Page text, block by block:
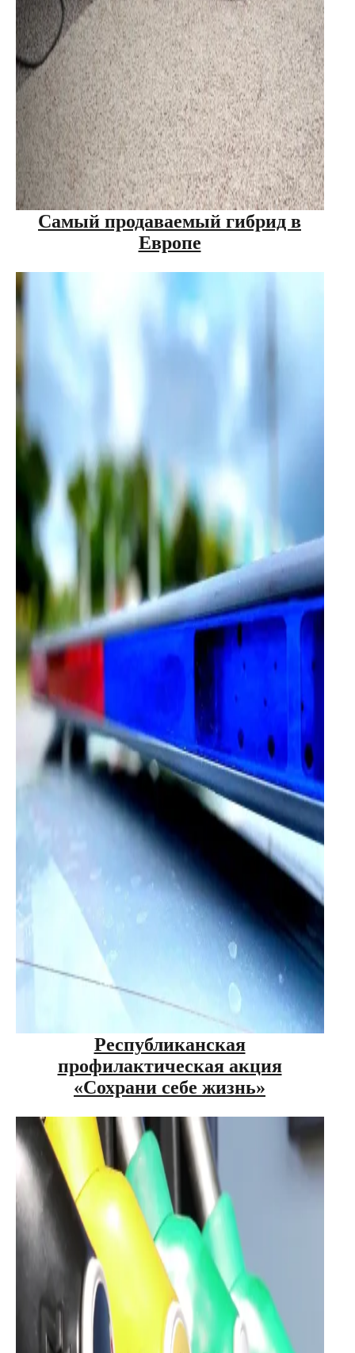
Самый продаваемый гибрид в
Европе
Республиканская
профилактическая акция
«Сохрани себе жизнь»